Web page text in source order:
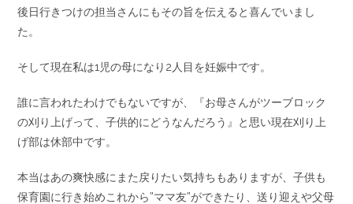
後日行きつけの担当さんにもその旨を伝えると喜んでいまし
た。
そして現在私は1児の母になり2人目を妊娠中です。
誰に言われたわけでもないですが、『お母さんがツーブロック
の刈り上げって、子供的にどうなんだろう』と思い現在刈り上
げ部は休部中です。
本当はあの爽快感にまた戻りたい気持ちもありますが、子供も
保育園に行き始めこれから”ママ友”ができたり、送り迎えや父母